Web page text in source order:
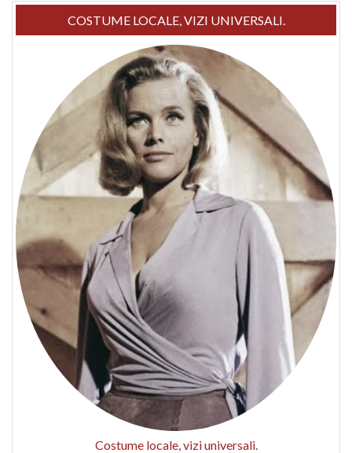
COSTUME LOCALE, VIZI UNIVERSALI.
Costume locale, vizi universali.